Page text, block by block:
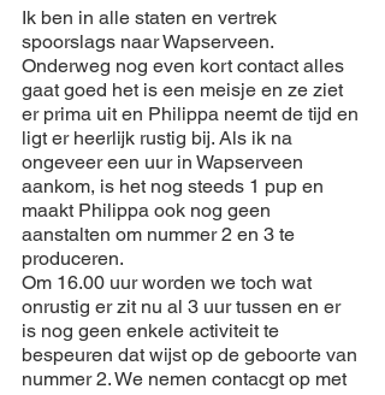
Ik ben in alle staten en vertrek
spoorslags naarWapserveen.
Onderweg nog even kort contact alles
gaat goed het is een meisje en ze ziet
er prima uit en Philippa neemt de tijd en
ligt er heerlijk rustig bij. Als ik na
ongeveer een uur in Wapserveen
aankom, is het nog steeds 1 pup en
maakt Philippa ook nog geen
aanstalten om nummer 2 en 3 te
produceren.
Om 16.00 uur worden we toch wat
onrustig er zit nu al 3 uur tussen en er
is nog geen enkele activiteit te
bespeuren dat wijst op de geboorte van
nummer 2. We nemen contacgt op met